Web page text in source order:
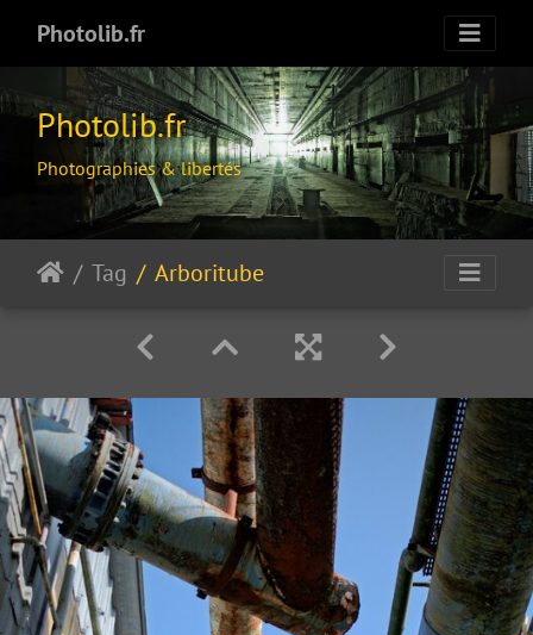
Photolib.fr
Photolib.fr
Photographies & libertés
Tag Arboritube